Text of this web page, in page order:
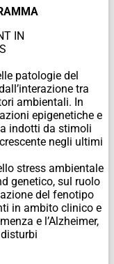
IN
patologie del
tra
ambientali. In
epigenetiche e
indotti da stimoli
negli ultimi
stress ambientale
genetico, sul ruolo
del fenotipo
in ambito clinico e
e l’Alzheimer,